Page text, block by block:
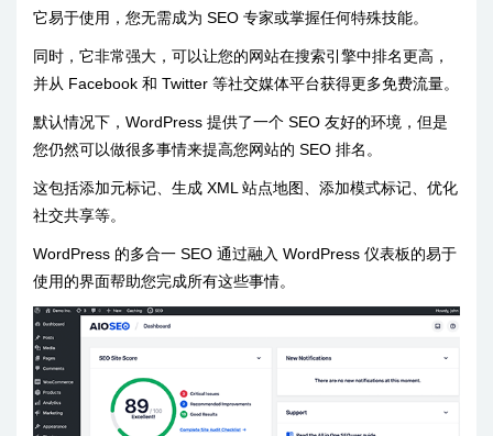
它易于使用，您无需成为 SEO 专家或掌握任何特殊技能。
同时，它非常强大，可以让您的网站在搜索引擎中排名更高，
并从 Facebook 和 Twitter 等社交媒体平台获得更多免费流量。
默认情况下，WordPress 提供了一个 SEO 友好的环境，但是
您仍然可以做很多事情来提高您网站的 SEO 排名。
这包括添加元标记、生成 XML 站点地图、添加模式标记、优化
社交共享等。
WordPress 的多合一 SEO 通过融入 WordPress 仪表板的易于
使用的界面帮助您完成所有这些事情。